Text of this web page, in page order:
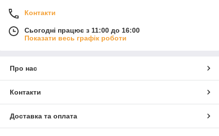
Контакти
Сьогодні працює з 11:00 до 16:00
Показати весь графік роботи
Про нас
Контакти
Доставка та оплата